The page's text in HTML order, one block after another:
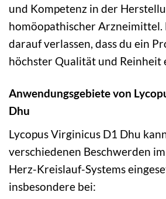
und Kompetenz in der
homöopathischer Arzneimittel.
darauf verlassen, dass du ein
höchster Qualität und Reinheit
Anwendungsgebiete von
Dhu
Lycopus Virginicus D1 Dhu
verschiedenen Beschwerden
Herz-Kreislauf-Systems
insbesondere bei: